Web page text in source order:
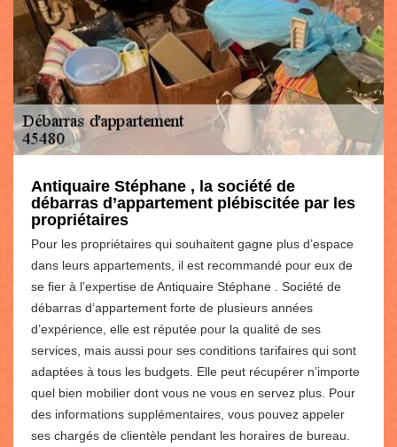
Antiquaire Stéphane , la société de
débarras d’appartement plébiscitée par les
propriétaires
Pour les propriétaires qui souhaitent gagne plus d’espace
dans leurs appartements, il est recommandé pour eux de
se fier à l’expertise de Antiquaire Stéphane . Société de
débarras d’appartement forte de plusieurs années
d’expérience, elle est réputée pour la qualité de ses
services, mais aussi pour ses conditions tarifaires qui sont
adaptées à tous les budgets. Elle peut récupérer n’importe
quel bien mobilier dont vous ne vous en servez plus. Pour
des informations supplémentaires, vous pouvez appeler
ses chargés de clientèle pendant les horaires de bureau.